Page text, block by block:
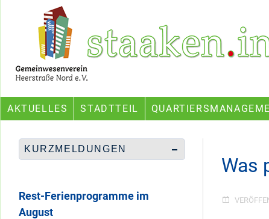
Ein Projekt des Gemeinwesenvereins Heerstraße Nord
AKTUELLES STADTTEIL
Was
KURZMELDUNGEN
Rest-Ferienprogramme im
August